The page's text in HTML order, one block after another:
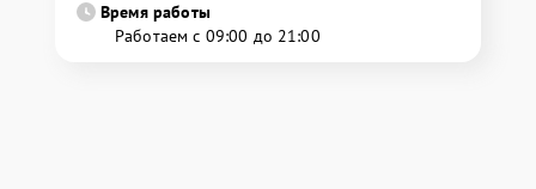
Время работы
Работаем с 09:00 до 21:00